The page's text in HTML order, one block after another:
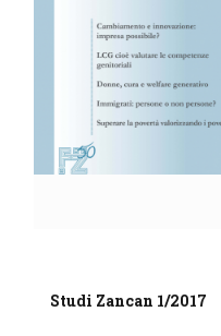
Studi Zancan 1/2017